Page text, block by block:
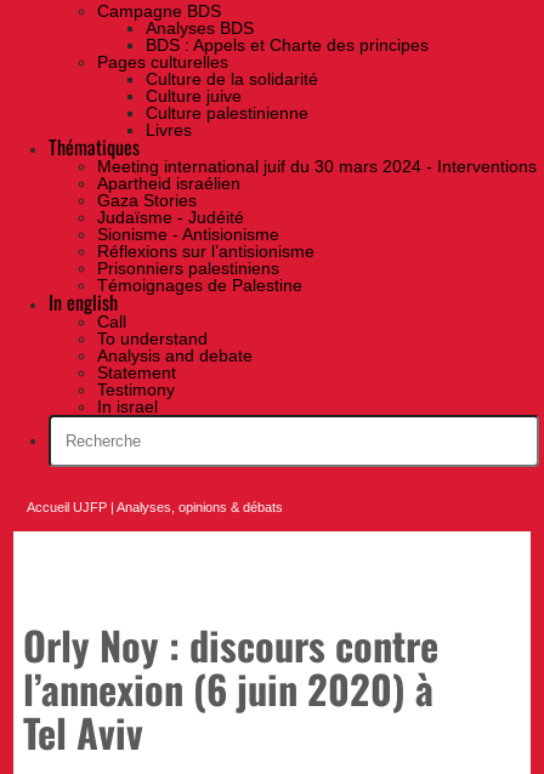
Campagne BDS
Analyses BDS
BDS : Appels et Charte des principes
Pages culturelles
Culture de la solidarité
Culture juive
Culture palestinienne
Livres
Thématiques
Meeting international juif du 30 mars 2024 - Interventions
Apartheid israélien
Gaza Stories
Judaïsme - Judéité
Sionisme - Antisionisme
Réflexions sur l’antisionisme
Prisonniers palestiniens
Témoignages de Palestine
In english
Call
To understand
Analysis and debate
Statement
Testimony
In israel
Accueil UJFP |Analyses, opinions & débats
Orly Noy : discours contre
l’annexion (6 juin 2020) à
Tel Aviv